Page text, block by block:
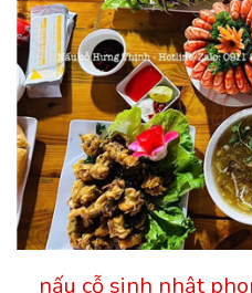
nấu cỗ sinh nhật